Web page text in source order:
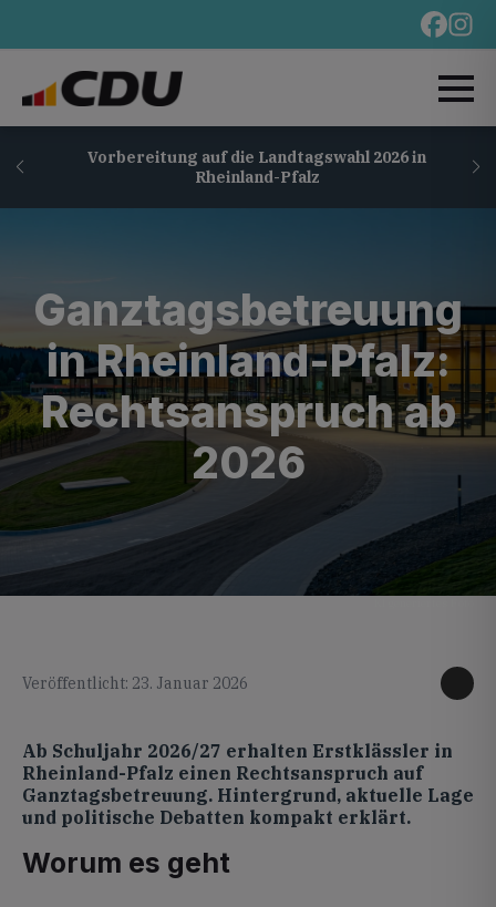
Vorbereitung auf die Landtagswahl 2026 in
Rheinland-Pfalz
Ganztagsbetreuung
in Rheinland-Pfalz:
Rechtsanspruch ab
2026
Veröffentlicht: 23. Januar 2026
Ab Schuljahr 2026/27 erhalten Erstklässler in
Rheinland-Pfalz einen Rechtsanspruch auf
Ganztagsbetreuung. Hintergrund, aktuelle Lage
und politische Debatten kompakt erklärt.
Worum es geht